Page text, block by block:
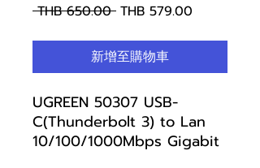
THB 650.00 一
價
格
THB 579.00
格
新增至購物車
UGREEN 50307 USB-
C(Thunderbolt 3) to Lan
10/100/1000Mbps Gigabit